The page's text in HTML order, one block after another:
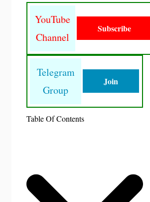
YouTube
Channel
Subscribe
Telegram
Group
Join
Table Of Contents